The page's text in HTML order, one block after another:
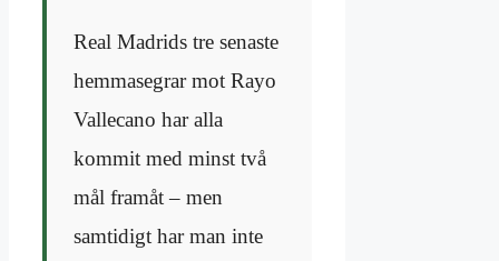
Real Madrids tre senaste
hemmasegrar mot Rayo
Vallecano har alla
kommit med minst två
mål framåt – men
samtidigt har man inte